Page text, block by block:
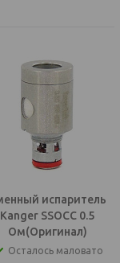
испаритель
Kanger SSOCC 0.5
Ом(Оригинал)
Осталось маловато